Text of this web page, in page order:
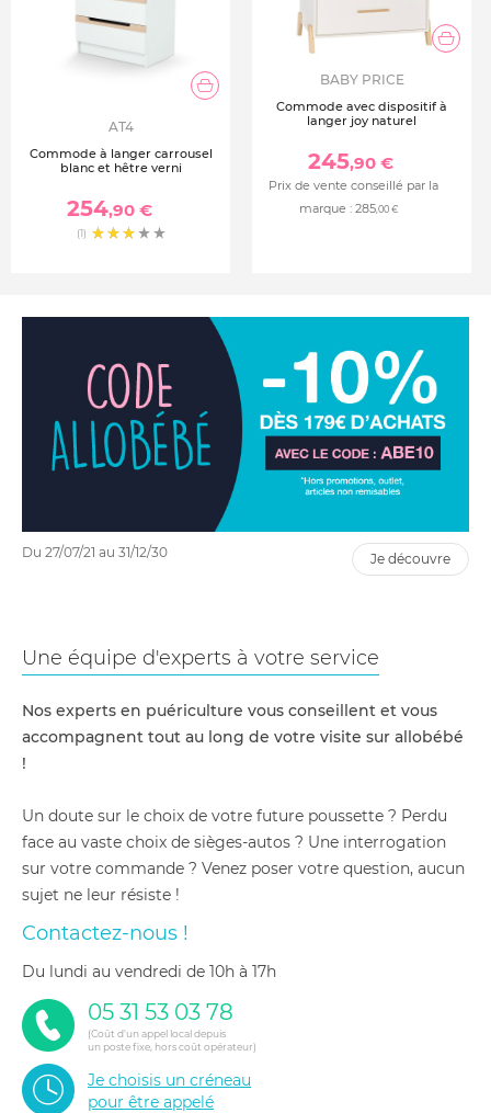
AT4
Commode à langer carrousel
blanc et hêtre verni
254,90 €
(1)
BABY PRICE
Commode avec dispositif à
langer joy naturel
245,90 €
Prix de vente conseillé par la
marque : 285,00 €
Du 27/07/21 au 31/12/30 je découvre
Une équipe d'experts à votre service
Nos experts en puériculture vous conseillent et vous
accompagnent tout au long de votre visite sur allobébé
!
Un doute sur le choix de votre future poussette ? Perdu
face au vaste choix de sièges-autos ? Une interrogation
sur votre commande ? Venez poser votre question, aucun
sujet ne leur résiste !
Contactez-nous !
du lundi au vendredi de 10h à 17h
05 31 53 03 78
(Coût d'un appel local depuis
un poste fixe, hors coût opérateur)
Je choisis un créneau
pour être appelé